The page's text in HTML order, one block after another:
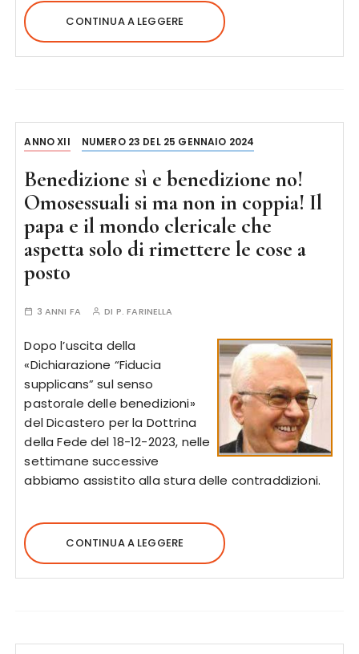
CONTINUA A LEGGERE
ANNO XII NUMERO 23 DEL 25 GENNAIO 2024
Benedizione sì e benedizione no!
Omosessuali si ma non in coppia! Il
papa e il mondo clericale che
aspetta solo di rimettere le cose a
posto
3 ANNI FA DI P. FARINELLA
Dopo l’uscita della
«Dichiarazione “Fiducia
supplicans” sul senso
pastorale delle benedizioni»
del Dicastero per la Dottrina
della Fede del 18-12-2023, nelle
settimane successive
abbiamo assistito alla stura delle contraddizioni.
CONTINUA A LEGGERE